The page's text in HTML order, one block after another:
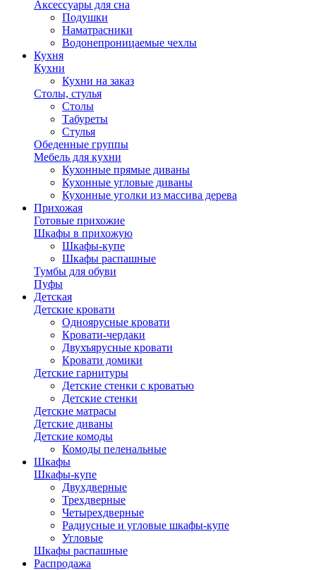
Аксессуары для сна
Подушки
Наматрасники
Водонепроницаемые чехлы
Кухня
Кухни
Кухни на заказ
Столы, стулья
Столы
Табуреты
Стулья
Обеденные группы
Мебель для кухни
Кухонные прямые диваны
Кухонные угловые диваны
Кухонные уголки из массива дерева
Прихожая
Готовые прихожие
Шкафы в прихожую
Шкафы-купе
Шкафы распашные
Тумбы для обуви
Пуфы
Детская
Детские кровати
Одноярусные кровати
Кровати-чердаки
Двухъярусные кровати
Кровати домики
Детские гарнитуры
Детские стенки с кроватью
Детские стенки
Детские матрасы
Детские диваны
Детские комоды
Комоды пеленальные
Шкафы
Шкафы-купе
Двухдверные
Трехдверные
Четырехдверные
Радиусные и угловые шкафы-купе
Угловые
Шкафы распашные
Распродажа